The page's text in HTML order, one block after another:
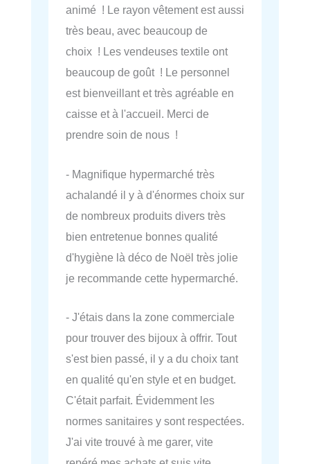
animé ! Le rayon vêtement est aussi
très beau, avec beaucoup de
choix ! Les vendeuses textile ont
beaucoup de goût ! Le personnel
est bienveillant et très agréable en
caisse et à l'accueil. Merci de
prendre soin de nous !
- Magnifique hypermarché très
achalandé il y à d'énormes choix sur
de nombreux produits divers très
bien entretenue bonnes qualité
d'hygiène là déco de Noël très jolie
je recommande cette hypermarché.
- J'étais dans la zone commerciale
pour trouver des bijoux à offrir. Tout
s'est bien passé, il y a du choix tant
en qualité qu'en style et en budget.
C'était parfait. Évidemment les
normes sanitaires y sont respectées.
J'ai vite trouvé à me garer, vite